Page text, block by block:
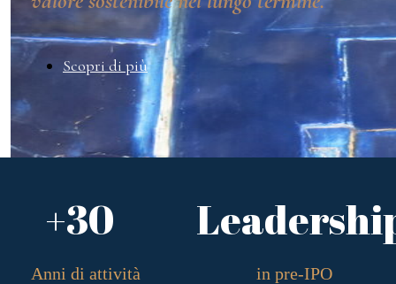
Scopri di più
+30
in pre-IPO
Anni di attività